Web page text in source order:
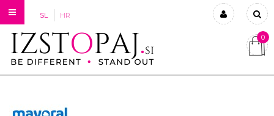
SL HR
Prijavi se
0